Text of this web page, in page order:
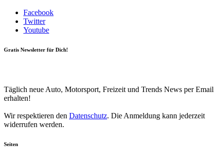
Facebook
Twitter
Youtube
Gratis Newsletter für Dich!
Täglich neue Auto, Motorsport, Freizeit und Trends News per Email
erhalten!
Wir respektieren den Datenschutz. Die Anmeldung kann jederzeit
widerrufen werden.
Seiten